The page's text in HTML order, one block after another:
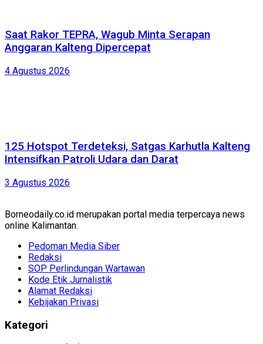
Saat Rakor TEPRA, Wagub Minta Serapan
Anggaran Kalteng Dipercepat
4 Agustus 2026
125 Hotspot Terdeteksi, Satgas Karhutla Kalteng
Intensifkan Patroli Udara dan Darat
3 Agustus 2026
Borneodaily.co.id merupakan portal media terpercaya news
online Kalimantan.
Pedoman Media Siber
Redaksi
SOP Perlindungan Wartawan
Kode Etik Jurnalistik
Alamat Redaksi
Kebijakan Privasi
Kategori